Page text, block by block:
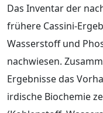
Das Inventar der
frühere Cassini-
Wasserstoff und
nachwiesen.
Ergebnisse das
irdische Biochemie